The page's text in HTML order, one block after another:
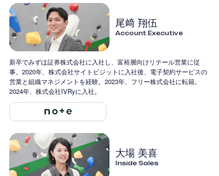
尾﨑 翔伍
Account Executive
新卒でみずほ証券株式会社に入社し、富裕層向けリテール営業に従
事。2020年、株式会社サイトビジットに入社後、電子契約サービスの
営業と組織マネジメントを経験。2023年、フリー株式会社に転籍。
2024年、株式会社IVRyに入社。
大場 美喜
Inside Sales